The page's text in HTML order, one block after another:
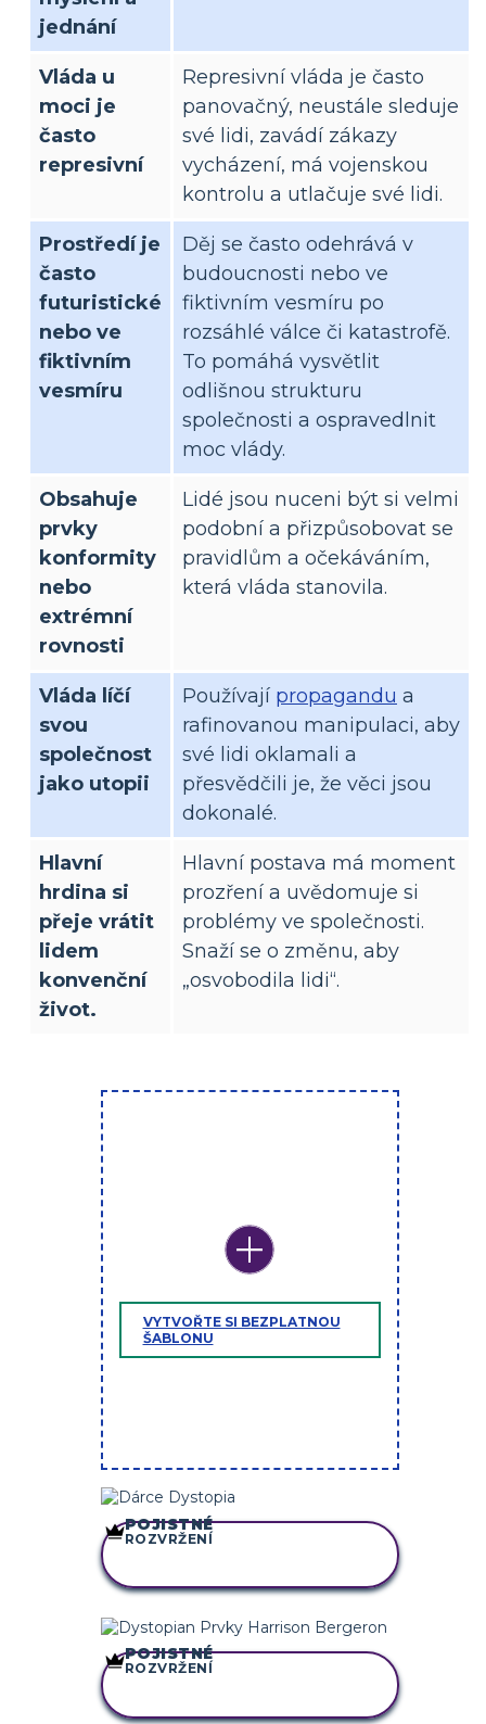
jednání
Vláda u
moci je
často
represivní
Represivní vláda je často
panovačný, neustále sleduje
své lidi, zavádí zákazy
vycházení, má vojenskou
kontrolu a utlačuje své lidi.
Prostředí je
často
futuristické
nebo ve
fiktivním
vesmíru
Děj se často odehrává v
budoucnosti nebo ve
fiktivním vesmíru po
rozsáhlé válce či katastrofě.
To pomáhá vysvětlit
odlišnou strukturu
společnosti a ospravedlnit
moc vlády.
Obsahuje
prvky
konformity
nebo
extrémní
rovnosti
Lidé jsou nuceni být si velmi
podobní a přizpůsobovat se
pravidlům a očekáváním,
která vláda stanovila.
Vláda líčí
svou
společnost
jako utopii
Používají propagandu a
rafinovanou manipulaci, aby
své lidi oklamali a
přesvědčili je, že věci jsou
dokonalé.
Hlavní
hrdina si
přeje vrátit
lidem
konvenční
život.
Hlavní postava má moment
prozření a uvědomuje si
problémy ve společnosti.
Snaží se o změnu, aby
„osvobodila lidi“.
VYTVOŘTE SI BEZPLATNOU
ŠABLONU
ZKOPÍRUJTE TENTO
POJISTNÉ
ROZVRŽENÍ
ZKOPÍRUJTE TENTO
POJISTNÉ
ROZVRŽENÍ